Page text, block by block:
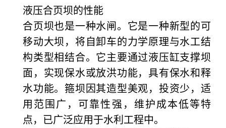
液压合页坝的性能
合页坝也是一种水闸。它是一种新型的可
移动大坝，将自卸车的力学原理与水工结
构类型相结合。它主要通过液压缸支撑坝
面，实现保水或放洪功能，具有保水和释
水功能。箍坝因其造型美观，投资少，适
用范围广，可靠性强，维护成本低等特
点，已广泛应用于水利工程中。